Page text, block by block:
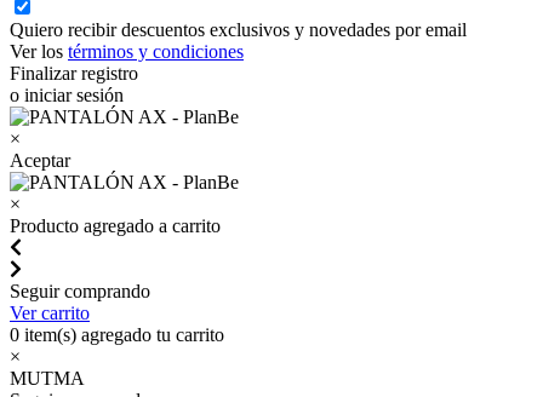
Quiero recibir descuentos exclusivos y novedades por email
Ver los términos y condiciones
Finalizar registro
o iniciar sesión
×
Aceptar
×
Producto agregado a carrito
Seguir comprando
Ver carrito
0 item(s) agregado tu carrito
×
MUTMA